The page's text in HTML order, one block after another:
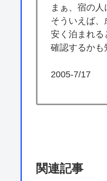
まぁ、宿の
そういえば、
安く泊まれる
確認するかも
2005-7/17
関連記事